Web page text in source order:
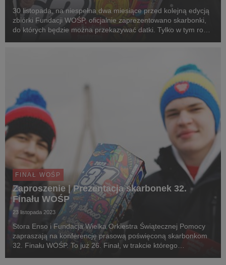
30 listopada, na niespełna dwa miesiące przed kolejną edycją
zbiórki Fundacji WOŚP, oficjalnie zaprezentowano skarbonki,
do których będzie można przekazywać datki. Tylko w tym roku
FINAŁ WOŚP
Zaproszenie | Prezentacja skarbonek 32.
Finału WOŚP
23 listopada 2023
Stora Enso i Fundacja Wielka Orkiestra Świątecznej Pomocy
zapraszają na konferencję prasową poświęconą skarbonkom
32. Finału WOŚP. To już 26. Finał, w trakcie którego